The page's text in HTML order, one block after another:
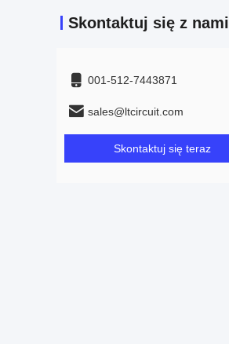
Skontaktuj się z nami
001-512-7443871
sales@ltcircuit.com
Skontaktuj się teraz